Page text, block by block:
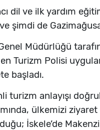
dil ve ilk yardım
şimdi de
Müdürlüğü
Turizm Polisi
başladı.
turizm anlayışı
ülkemizi
İskele’de